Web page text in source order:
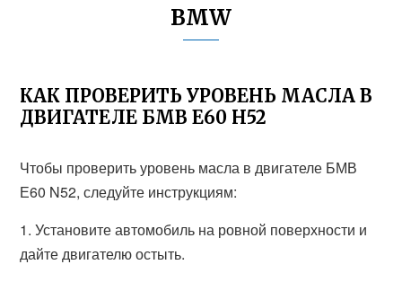
BMW
КАК ПРОВЕРИТЬ УРОВЕНЬ МАСЛА В
ДВИГАТЕЛЕ БМВ Е60 Н52
Чтобы проверить уровень масла в двигателе БМВ
Е60 N52, следуйте инструкциям:
1. Установите автомобиль на ровной поверхности и
дайте двигателю остыть.